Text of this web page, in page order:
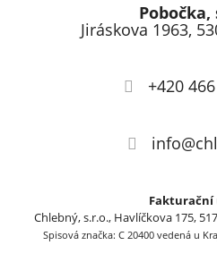
Pobočka,
Jiráskova 1963,
+420
Fakturační
Chlebný, s.r.o., Havlíčkova 175,
Spisová značka: C 20400 vedená u